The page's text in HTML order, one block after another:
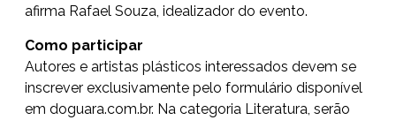
afirma Rafael Souza, idealizador do evento.
Como participar
Autores e artistas plásticos interessados devem se
inscrever exclusivamente pelo formulário disponível
em doguara.com.br. Na categoria Literatura, serão